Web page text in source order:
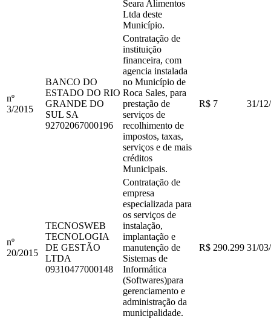
Seara Alimentos
Ltda deste
Município.
nº
3/2015
BANCO DO
ESTADO DO RIO
GRANDE DO
SUL SA
92702067000196
Contratação de
instituição
financeira, com
agencia instalada
no Município de
Roca Sales, para
prestação de
serviços de
recolhimento de
impostos, taxas,
serviços e de mais
créditos
Municipais.
R$ 7 31/
nº
20/2015
TECNOSWEB
TECNOLOGIA
DE GESTÃO
LTDA
09310477000148
Contratação de
empresa
especializada para
os serviços de
instalação,
implantação e
manutenção de
Sistemas de
Informática
(Softwares)para
gerenciamento e
administração da
municipalidade.
R$ 290.299 31/